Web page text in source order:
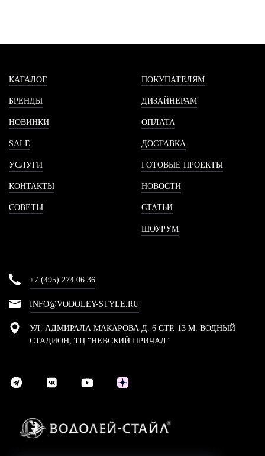
КАТАЛОГ
БРЕНДЫ
НОВИНКИ
SALE
УСЛУГИ
КОНТАКТЫ
СОВЕТЫ
ПОКУПАТЕЛЯМ
ДИЗАЙНЕРАМ
ОПЛАТА
ДОСТАВКА
ГОТОВЫЕ ПРОЕКТЫ
НОВОСТИ
СТАТЬИ
ШОУРУМ
+7 (495) 274 06 36
INFO@VODOLEY-STYLE.RU
УЛ. АДМИРАЛА МАКАРОВА Д. 6 СТР. 13 М. ВОДНЫЙ
СТАДИОН, ТЦ "НЕВСКИЙ ПРИЧАЛ"